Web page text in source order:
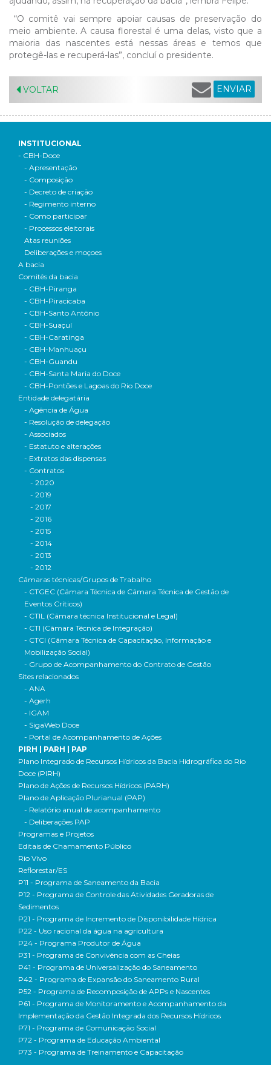
“O comitê vai sempre apoiar causas de preservação do
meio ambiente. A causa florestal é uma delas, visto que a
maioria das nascentes está nessas áreas e temos que
protegê-las e recuperá-las”, concluí o presidente.
VOLTAR ENVIAR
INSTITUCIONAL
- CBH-Doce
- Apresentação
- Composição
- Decreto de criação
- Regimento interno
- Como participar
- Processos eleitorais
Atas reuniões
Deliberações e moçoes
A bacia
Comitês da bacia
- CBH-Piranga
- CBH-Piracicaba
- CBH-Santo Antônio
- CBH-Suaçuí
- CBH-Caratinga
- CBH-Manhuaçu
- CBH-Guandu
- CBH-Santa Maria do Doce
- CBH-Pontões e Lagoas do Rio Doce
Entidade delegatária
- Agência de Água
- Resolução de delegação
- Associados
- Estatuto e alterações
- Extratos das dispensas
- Contratos
- 2020
- 2019
- 2017
- 2016
- 2015
- 2014
- 2013
- 2012
Câmaras técnicas/Grupos de Trabalho
- CTGEC (Câmara Técnica de Câmara Técnica de Gestão de
Eventos Críticos)
- CTIL (Câmara técnica Institucional e Legal)
- CTI (Câmara Técnica de Integração)
- CTCI (Câmara Técnica de Capacitação, Informação e
Mobilização Social)
- Grupo de Acompanhamento do Contrato de Gestão
Sites relacionados
- ANA
- Agerh
- IGAM
- SigaWeb Doce
- Portal de Acompanhamento de Ações
PIRH | PARH | PAP
Plano Integrado de Recursos Hídricos da Bacia Hidrográfica do Rio
Doce (PIRH)
Plano de Ações de Recursos Hídricos (PARH)
Plano de Aplicação Plurianual (PAP)
- Relatório anual de acompanhamento
- Deliberações PAP
Programas e Projetos
Editais de Chamamento Público
Rio Vivo
Reflorestar/ES
P11 - Programa de Saneamento da Bacia
P12 - Programa de Controle das Atividades Geradoras de
Sedimentos
P21 - Programa de Incremento de Disponibilidade Hídrica
P22 - Uso racional da água na agricultura
P24 - Programa Produtor de Água
P31 - Programa de Convivência com as Cheias
P41 - Programa de Universalização do Saneamento
P42 - Programa de Expansão do Saneamento Rural
P52 - Programa de Recomposição de APPs e Nascentes
P61 - Programa de Monitoramento e Acompanhamento da
Implementação da Gestão Integrada dos Recursos Hídricos
P71 - Programa de Comunicação Social
P72 - Programa de Educação Ambiental
P73 - Programa de Treinamento e Capacitação